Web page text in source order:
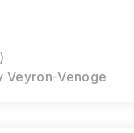
Veyron-Venoge